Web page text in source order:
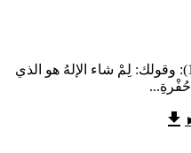
(15) شرح الأبيات رقم (16-18): وقولك: لِمْ شاء الإلهُ هو الذي